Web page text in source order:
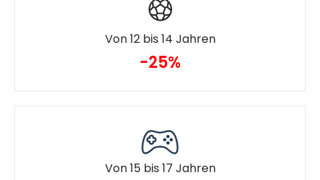
Von 12 bis 14 Jahren
-25%
Von 15 bis 17 Jahren